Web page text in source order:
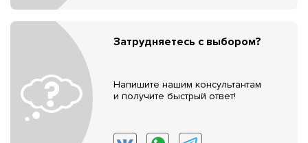
Затрудняетесь с выбором?
Напишите нашим консультантам
и получите быстрый ответ!